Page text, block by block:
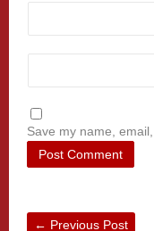
Save my name,
← Previous Post